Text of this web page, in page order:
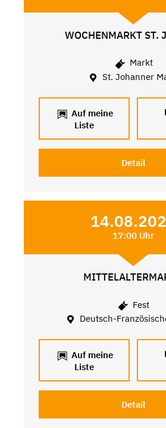
WOCHENMARKT ST.
Markt
St. Johanner
Auf meine
Liste
Detail
17:00 Uhr
Fest
Deutsch-
Auf meine
Liste
Detail